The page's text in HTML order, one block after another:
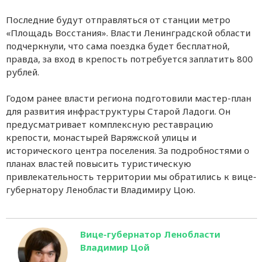
Последние будут отправляться от станции метро
«Площадь Восстания». Власти Ленинградской области
подчеркнули, что сама поездка будет бесплатной,
правда, за вход в крепость потребуется заплатить 800
рублей.
Годом ранее власти региона подготовили мастер-план
для развития инфраструктуры Старой Ладоги. Он
предусматривает комплексную реставрацию
крепости, монастырей Варяжской улицы и
исторического центра поселения. За подробностями о
планах властей повысить туристическую
привлекательность территории мы обратились к вице-
губернатору Ленобласти Владимиру Цою.
Вице-губернатор Ленобласти
Владимир Цой